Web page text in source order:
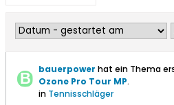
bauerpower hat ein Thema
Ozone Pro Tour MP.
in Tennisschläger